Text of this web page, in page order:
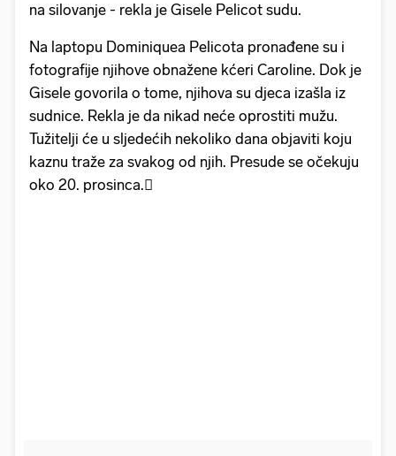
na silovanje - rekla je Gisele Pelicot sudu.
Na laptopu Dominiquea Pelicota pronađene su i
fotografije njihove obnažene kćeri Caroline. Dok je
Gisele govorila o tome, njihova su djeca izašla iz
sudnice. Rekla je da nikad neće oprostiti mužu.
Tužitelji će u sljedećih nekoliko dana objaviti koju
kaznu traže za svakog od njih. Presude se očekuju
oko 20. prosinca.